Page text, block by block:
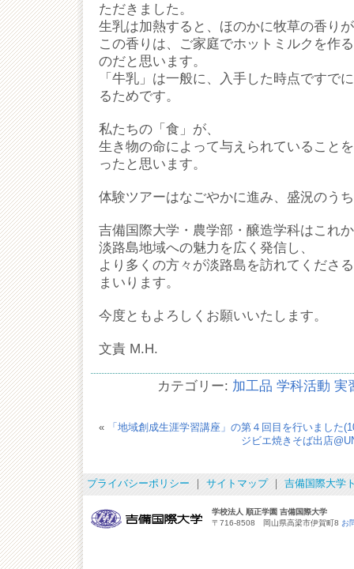
ただきました。
生乳は加熱すると、ほのかに牧草の香り
この香りは、ご家庭でホットミルクを作
のだと思います。
「牛乳」は一般に、入手した時点ですで
るためです。
私たちの「食」が、
生き物の命によって与えられていること
ったと思います。
体験ツアーはなごやかに進み、盛況のう
吉備国際大学・農学部・醸造学科はこれ
淡路島地域への魅力を広く発信し、
より多くの方々が淡路島を訪れてくださ
まいります。
今度ともよろしくお願いいたします。
文責 M.H.
カテゴリー: 加工品 学科活動 実
«
「地域創成生涯学習講座」の第４回目を行いました
ジビエ焼きそば出店
プライバシーポリシー ｜ サイトマップ｜ 吉備国際大学
学校法人 順正学園 吉備国際大学
〒716-8508 岡山県高梁市伊賀町8 お